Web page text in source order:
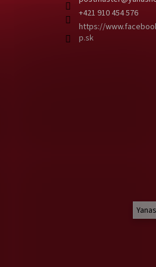
+421 910 454 576
https://
p.sk